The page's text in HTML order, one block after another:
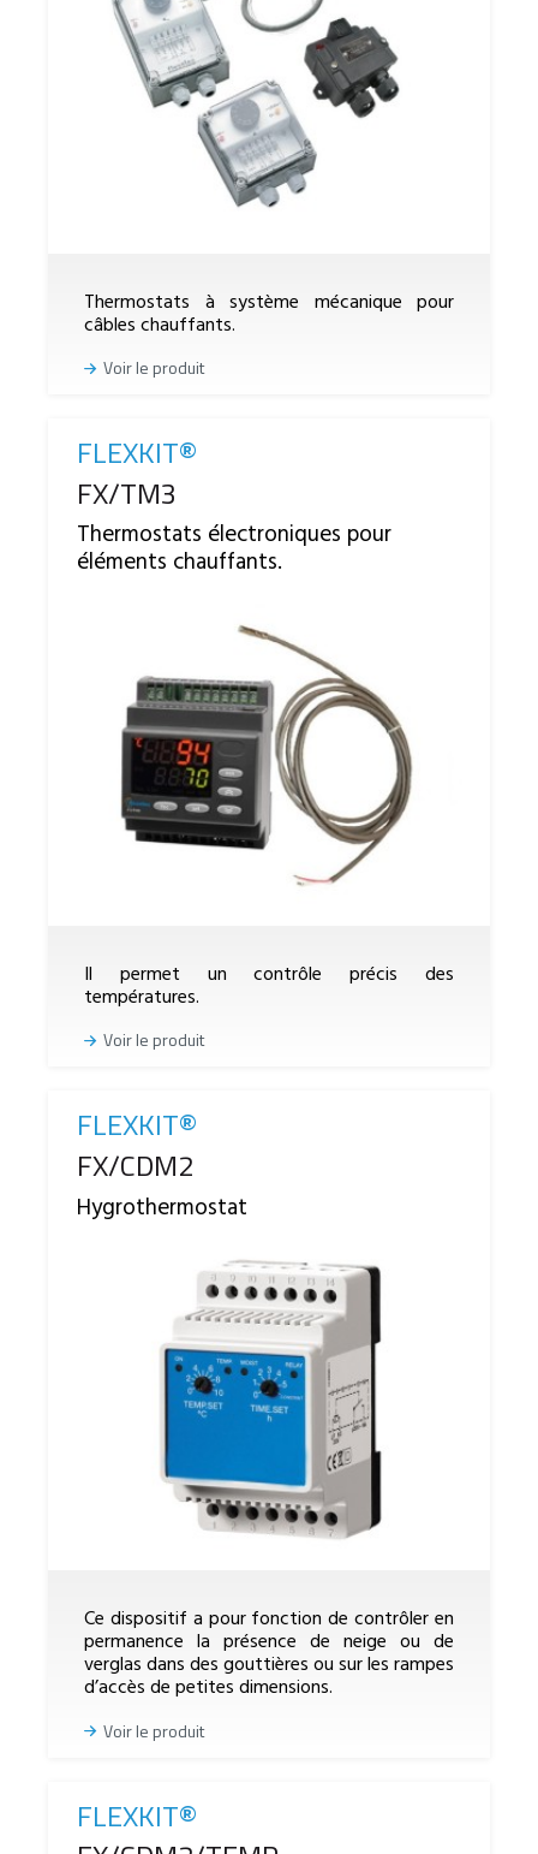
Thermostats à système mécanique pour
câbles chauffants.
Voir le produit
FLEXKIT®
Reference
FX/TM3
Thermostats électroniques pour
éléments chauffants.
Il permet un contrôle précis des
températures.
Voir le produit
FLEXKIT®
Reference
FX/CDM2
Hygrothermostat
Ce dispositif a pour fonction de contrôler en
permanence la présence de neige ou de
verglas dans des gouttières ou sur les rampes
d’accès de petites dimensions.
Voir le produit
FLEXKIT®